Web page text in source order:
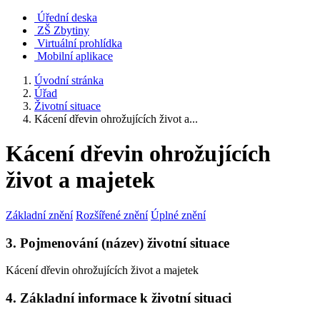
Úřední deska
ZŠ Zbytiny
Virtuální prohlídka
Mobilní aplikace
Úvodní stránka
Úřad
Životní situace
Kácení dřevin ohrožujících život a...
Kácení dřevin ohrožujících
život a majetek
Základní znění Rozšířené znění Úplné znění
3. Pojmenování (název) životní situace
Kácení dřevin ohrožujících život a majetek
4. Základní informace k životní situaci